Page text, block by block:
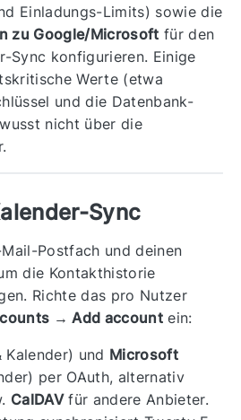
Einladungs-Limits) sowie die
zu Google/Microsoft für den
Sync konfigurieren. Einige
Werte (etwa
und die Datenbank-
nicht über die
Sync
Postfach und deinen
die Kontakthistorie
Richte das pro Nutzer
→ Add accountein:
und Microsoft
per OAuth, alternativ
CalDAVfür andere Anbieter.